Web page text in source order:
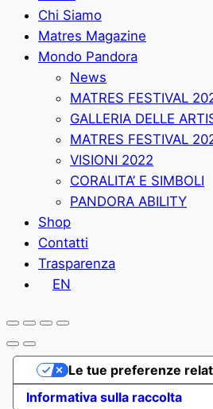
Chi Siamo
Matres Magazine
Mondo Pandora
News
MATRES FESTIVAL
GALLERIA DELLE
MATRES FESTIVAL
VISIONI 2022
CORALITA’ E SIMBOLI
PANDORA ABILITY
Shop
Contatti
Trasparenza
EN
Informativa sulla raccolta
Le tue preferenze